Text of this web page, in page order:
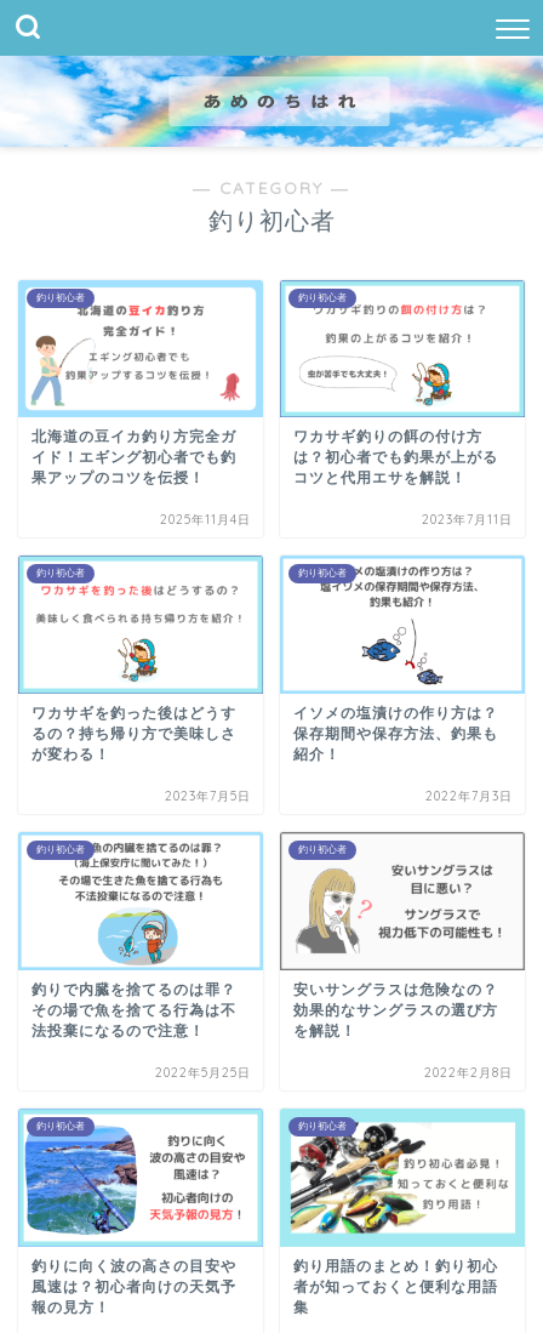
― CATEGORY ―
釣り初心者
釣り初心者
北海道の豆イカ釣り方完全ガ
イド！エギング初心者でも釣
果アップのコツを伝授！
2025年11月4日
釣り初心者
ワカサギ釣りの餌の付け方
は？初心者でも釣果が上がる
コツと代用エサを解説！
2023年7月11日
釣り初心者
ワカサギを釣った後はどうす
るの？持ち帰り方で美味しさ
が変わる！
2023年7月5日
釣り初心者
イソメの塩漬けの作り方は？
保存期間や保存方法、釣果も
紹介！
2022年7月3日
釣り初心者
釣りで内臓を捨てるのは罪？
その場で魚を捨てる行為は不
法投棄になるので注意！
2022年5月25日
釣り初心者
安いサングラスは危険なの？
効果的なサングラスの選び方
を解説！
2022年2月8日
釣り初心者
釣りに向く波の高さの目安や
風速は？初心者向けの天気予
報の見方！
釣り初心者
釣り用語のまとめ！釣り初心
者が知っておくと便利な用語
集